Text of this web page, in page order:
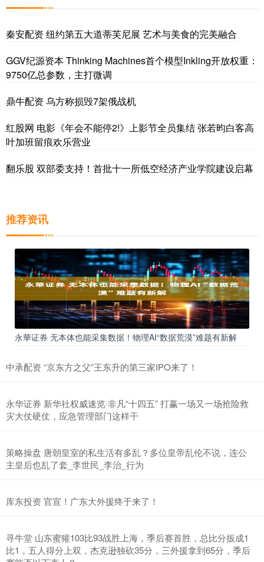
秦安配资 纽约第五大道蒂芙尼展 艺术与美食的完美融合
GGV纪源资本 Thinking Machines首个模型Inkling开放权重：
9750亿总参数，主打微调
鼎牛配资 乌方称损毁7架俄战机
红股网 电影《年会不能停2!》上影节全员集结 张若昀白客高
叶加班留痕欢乐营业
翻乐股 双部委支持！首批十一所低空经济产业学院建设启幕
推荐资讯
永華证券 无本体也能采集数据！物理AI“数据荒漠”难题有新解
中承配资 “京东方之父”王东升的第三家IPO来了！
永华证券 新华社权威速览·非凡“十四五” 打赢一场又一场抢险救
灾大仗硬仗，应急管理部门这样干
策略操盘 唐朝皇室的私生活有多乱？多位皇帝乱伦不说，连公
主皇后也乱了套_李世民_李治_行为
库东投资 官宣！广东大外援终于来了！
寻牛堂 山东蜜獾103比93战胜上海，季后赛首胜，总比分扳成1
比1，五人得分上双，杰克逊独砍35分，三外援拿到65分，季后